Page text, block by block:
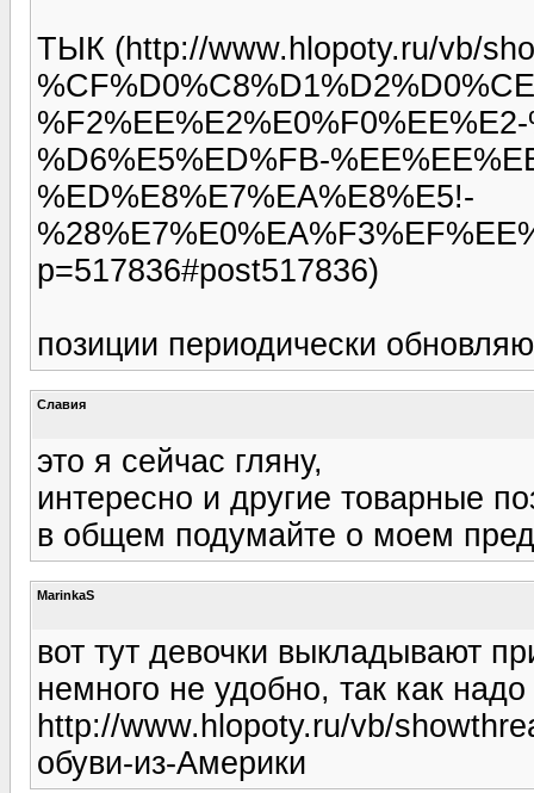
ТЫК (http://www.hlopoty.ru/vb/
%D6%E5%ED%FB-
%ED%E8%E7%EA%E8%E5!-
p=517836#post517836)
позиции периодически обновляю
Славия
это я сейчас гляну,
интересно и другие товарные
в общем подумайте о моем
MarinkaS
вот тут девочки выкладывают
немного не удобно, так как надо
http://www.hlopoty.ru/vb/
обуви-из-Америки